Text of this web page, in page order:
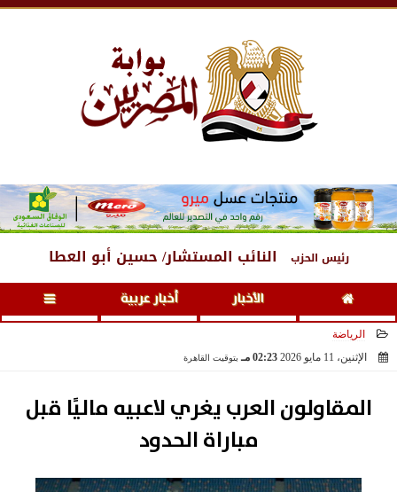
رئيس الحزب النائب المستشار/ حسين أبو العطا
الأخبار أخبار عربية
الرياضة
الإثنين، 11 مايو 2026
02:23 مـ بتوقيت القاهرة
المقاولون العرب يغري لاعبيه ماليًا قبل
مباراة الحدود